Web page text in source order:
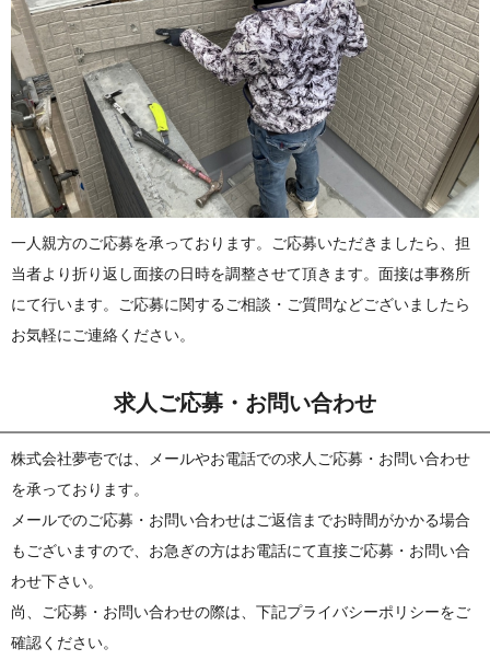
一人親方のご応募を承っております。ご応募いただきましたら、担
当者より折り返し面接の日時を調整させて頂きます。面接は事務所
にて行います。ご応募に関するご相談・ご質問などございましたら
お気軽にご連絡ください。
求人ご応募・お問い合わせ
株式会社夢壱では、メールやお電話での求人ご応募・お問い合わせ
を承っております。
メールでのご応募・お問い合わせはご返信までお時間がかかる場合
もございますので、お急ぎの方はお電話にて直接ご応募・お問い合
わせ下さい。
尚、ご応募・お問い合わせの際は、下記プライバシーポリシーをご
確認ください。